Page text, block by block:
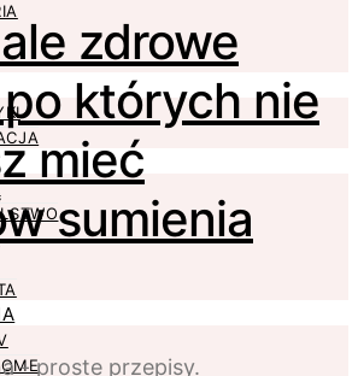
zdrowe
których nie
mieć
sumienia